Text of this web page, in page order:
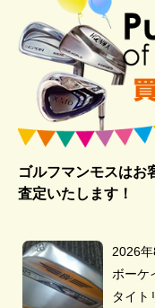
ゴルフマンモスはお
査定いたします！
2026
ボーケ
タイト